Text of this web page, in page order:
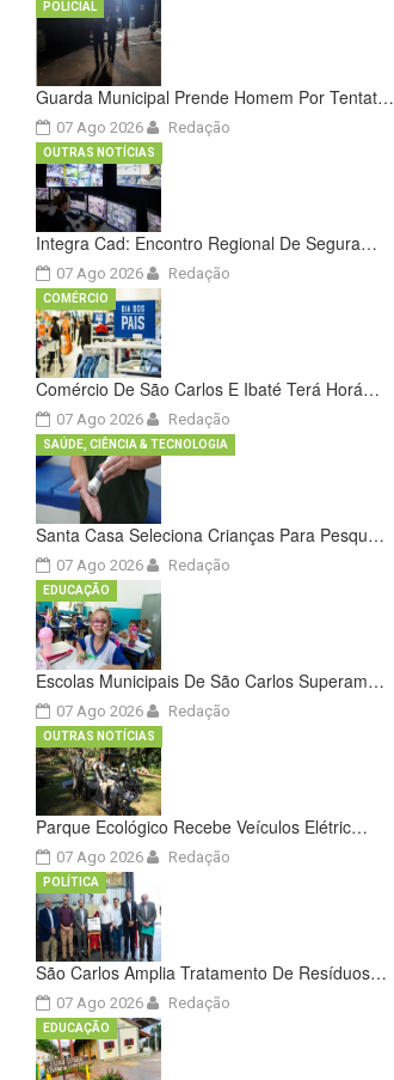
Guarda Municipal Prende Homem Por Tentat…
07 Ago 2026
POLICIAL
Redação
Integra Cad: Encontro Regional De Segura…
07 Ago 2026
OUTRAS NOTÍCIAS
Redação
Comércio De São Carlos E Ibaté Terá Horá…
07 Ago 2026
COMÉRCIO
Redação
Santa Casa Seleciona Crianças Para Pesqu…
07 Ago 2026
SAÚDE, CIÊNCIA & TECNOLOGIA
Redação
Escolas Municipais De São Carlos Superam…
07 Ago 2026
EDUCAÇÃO
Redação
Parque Ecológico Recebe Veículos Elétric…
07 Ago 2026
OUTRAS NOTÍCIAS
Redação
São Carlos Amplia Tratamento De Resíduos…
07 Ago 2026
POLÍTICA
Redação
EDUCAÇÃO